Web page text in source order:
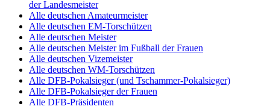
der Landesmeister
Alle deutschen Amateurmeister
Alle deutschen EM-Torschützen
Alle deutschen Meister
Alle deutschen Meister im Fußball der Frauen
Alle deutschen Vizemeister
Alle deutschen WM-Torschützen
Alle DFB-Pokalsieger (und Tschammer-Pokalsieger)
Alle DFB-Pokalsieger der Frauen
Alle DFB-Präsidenten